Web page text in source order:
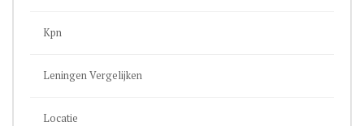
Kpn
Leningen Vergelijken
Locatie